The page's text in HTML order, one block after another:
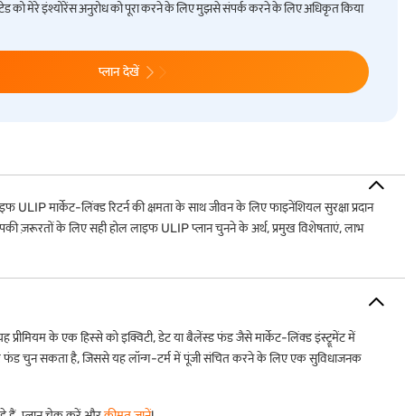
को मेरे इंश्योरेंस अनुरोध को पूरा करने के लिए मुझसे संपर्क करने के लिए अधिकृत किया
प्लान देखें
मार्केट-लिंक्ड रिटर्न की क्षमता के साथ जीवन के लिए फाइनेंशियल सुरक्षा प्रदान
के लिए सही होल लाइफ ULIP प्लान चुनने के अर्थ, प्रमुख विशेषताएं, लाभ
के एक हिस्से को इक्विटी, डेट या बैलेंस्ड फंड जैसे मार्केट-लिंक्ड इंस्ट्रूमेंट में
पर फंड चुन सकता है, जिससे यह लॉन्ग-टर्म में पूंजी संचित करने के लिए एक सुविधाजनक